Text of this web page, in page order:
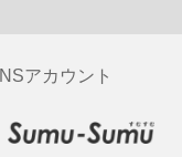
アカウント